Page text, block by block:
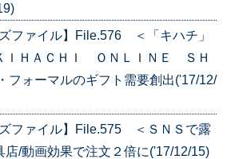
ファイル】File.576 ＜「キハチ」
ＩＨＡＣＨＩ ＯＮＬＩＮＥ ＳＨ
フォーマルのギフト需要創出('17/12/
ズファイル】File.575 ＜ＳＮＳで露
店/動画効果で注文２倍に('17/12/15)